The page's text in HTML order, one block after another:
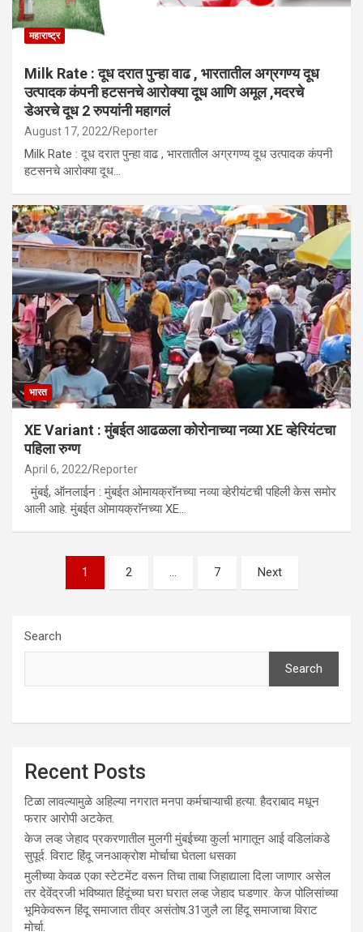
महाराष्ट्र
Milk Rate : दूध दरात पुन्हा वाढ , भारतातील अग्रगण्य दूध
उत्पादक कंपनी हटसनचे आरोक्या दूध आणि अमूल ,मदरचे
डेअरचे दूध 2 रुपयांनी महागलं
August 17, 2022 Reporter
Milk Rate : दूध दरात पुन्हा वाढ , भारतातील अग्रगण्य दूध उत्पादक कंपनी
हटसनचे आरोक्या दूध…
भारत
XE Variant : मुंबईत आढळला कोरोनाच्या नव्या XE व्हेरियंटचा
पहिला रुग्ण
April 6, 2022 Reporter
मुंबई, ऑनलाईन : मुंबईत ओमायक्राॅनच्या नव्या व्हेरीयंटची पहिली केस समोर
आली आहे. मुंबईत ओमायक्राॅनच्या XE…
pagination
1 2 … 7 Next
Search
Search
Recent Posts
टिळा लावल्यामुळे अहिल्या नगरात मनपा कर्मचाऱ्याची हत्या. हैदराबाद मधून
फरार आरोपी अटकेत.
केज लव्ह जेहाद प्रकरणातील मुलगी मुंबईच्या कुर्ला भागातून आई वडिलांकडे
सुपूर्द. विराट हिंदू जनआक्रोश मोर्चाचा घेतला धसका
मुलीच्या केवळ एका स्टेटमेंट वरून तिचा ताबा जिहाद्याला दिला जाणार असेल
तर देवेंद्रजी भविष्यात हिंदूंच्या घरा घरात लव्ह जेहाद घडणार. केज पोलिसांच्या
भूमिकेवरून हिंदू समाजात तीव्र असंतोष.31जुलै ला हिंदू समाजाचा विराट
मोर्चा.